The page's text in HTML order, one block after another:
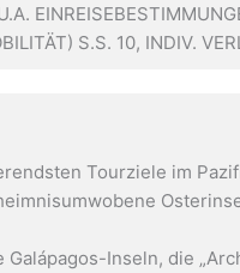
S.S. 10, INDIV.
Tourziele im
Galápagos-Inseln, die